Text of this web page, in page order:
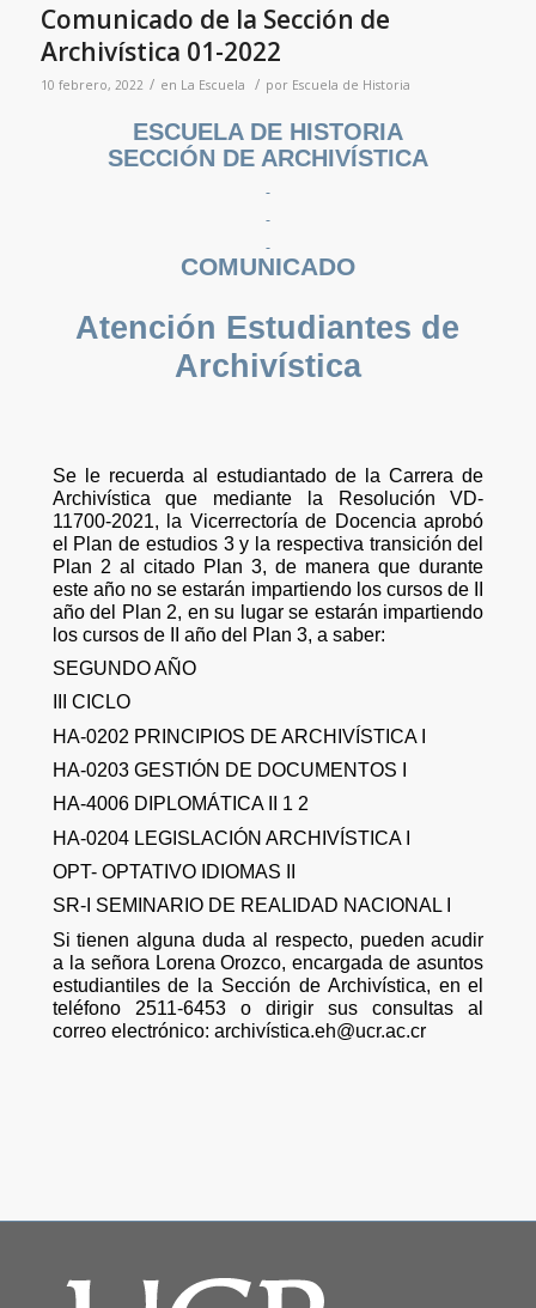
Comunicado de la Sección de
Archivística 01-2022
10 febrero, 2022 / en La Escuela / por Escuela de Historia
ESCUELA DE HISTORIA
SECCIÓN DE ARCHIVÍSTICA
COMUNICADO
Atención Estudiantes de
Archivística
Se le recuerda al estudiantado de la Carrera de
Archivística que mediante la Resolución VD-
11700-2021, la Vicerrectoría de Docencia aprobó
el Plan de estudios 3 y la respectiva transición del
Plan 2 al citado Plan 3, de manera que durante
este año no se estarán impartiendo los cursos de II
año del Plan 2, en su lugar se estarán impartiendo
los cursos de II año del Plan 3, a saber:
SEGUNDO AÑO
III CICLO
HA-0202 PRINCIPIOS DE ARCHIVÍSTICA I
HA-0203 GESTIÓN DE DOCUMENTOS I
HA-4006 DIPLOMÁTICA II 1 2
HA-0204 LEGISLACIÓN ARCHIVÍSTICA I
OPT- OPTATIVO IDIOMAS II
SR-I SEMINARIO DE REALIDAD NACIONAL I
Si tienen alguna duda al respecto, pueden acudir
a la señora Lorena Orozco, encargada de asuntos
estudiantiles de la Sección de Archivística, en el
teléfono 2511-6453 o dirigir sus consultas al
correo electrónico: archivística.eh@ucr.ac.cr